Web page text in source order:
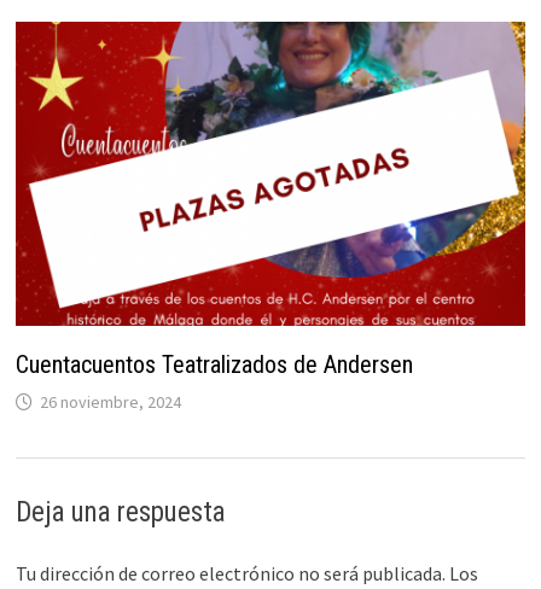
Cuentacuentos Teatralizados de Andersen
26 noviembre, 2024
Deja una respuesta
Tu dirección de correo electrónico no será publicada. Los